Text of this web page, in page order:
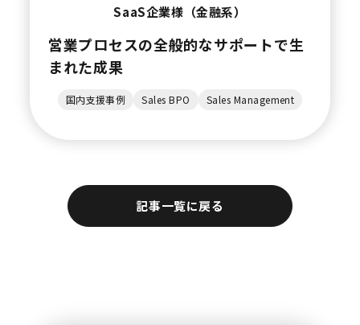
SaaS企業様（金融系）
営業プロセスの全般的なサポートで生
まれた成果
国内支援事例 Sales BPO Sales Management
記事一覧に戻る